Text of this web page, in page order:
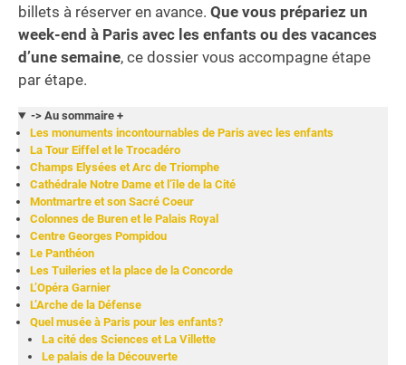
billets à réserver en avance. Que vous prépariez un
week-end à Paris avec les enfants ou des vacances
d’une semaine, ce dossier vous accompagne étape
par étape.
-> Au sommaire +
Les monuments incontournables de Paris avec les enfants
La Tour Eiffel et le Trocadéro
Champs Elysées et Arc de Triomphe
Cathédrale Notre Dame et l’île de la Cité
Montmartre et son Sacré Coeur
Colonnes de Buren et le Palais Royal
Centre Georges Pompidou
Le Panthéon
Les Tuileries et la place de la Concorde
L’Opéra Garnier
L’Arche de la Défense
Quel musée à Paris pour les enfants?
La cité des Sciences et La Villette
Le palais de la Découverte